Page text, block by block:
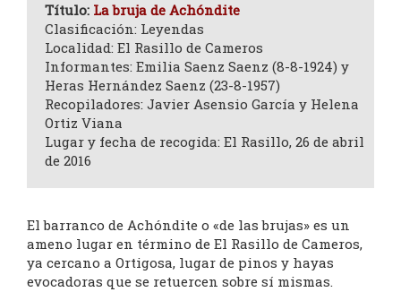
Título: La bruja de Achóndite
Clasificación: Leyendas
Localidad: El Rasillo de Cameros
Informantes: Emilia Saenz Saenz (8-8-1924) y
Heras Hernández Saenz (23-8-1957)
Recopiladores: Javier Asensio García y Helena
Ortiz Viana
Lugar y fecha de recogida: El Rasillo, 26 de abril
de 2016
El barranco de Achóndite o «de las brujas» es un
ameno lugar en término de El Rasillo de Cameros,
ya cercano a Ortigosa, lugar de pinos y hayas
evocadoras que se retuercen sobre sí mismas.